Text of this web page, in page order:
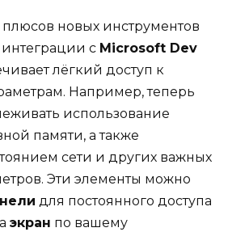
новых инструментов
интеграции с Microsoft Dev
лёгкий доступ к
Например, теперь
использование
памяти, а также
сети и других важных
Эти элементы можно
для постоянного доступа
экран по вашему